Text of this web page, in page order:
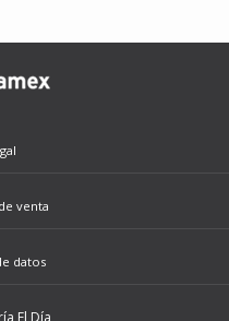
venta
datos
El Día